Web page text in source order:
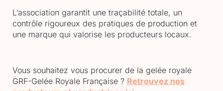
L’association garantit une traçabilité totale, un
contrôle rigoureux des pratiques de production et
une marque qui valorise les producteurs locaux.
Vous souhaitez vous procurer de la gelée royale
GRF-Gelée Royale Française ? Retrouvez nos